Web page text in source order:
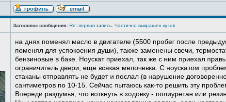
Заголовок сообщения: Re: первая запись. Частично выкрашен кузов
на днях поменял масло в двигателе (5500 пробег после
поменял для успокоения души), также заменены свечи,
бензиновые в баке. Ноускат приехал, так же с ним приехал
ограничитель двери, еще всякая мелочевка. С ноускатом
стаканы отправлять не будет и послал (в нарушение
сантиметров по 10-15. Сейчас пытаюсь как-то решить эту
Впереди раздумья, что воткнуть в ходовку - полиуретан или